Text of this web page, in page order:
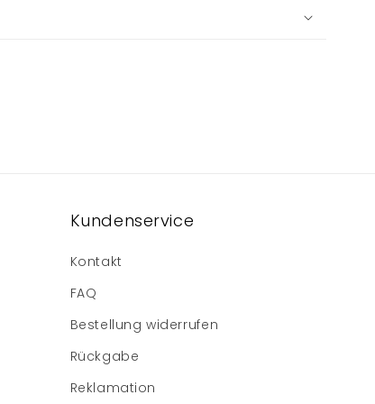
Kundenservice
Kontakt
FAQ
Bestellung widerrufen
Rückgabe
Reklamation